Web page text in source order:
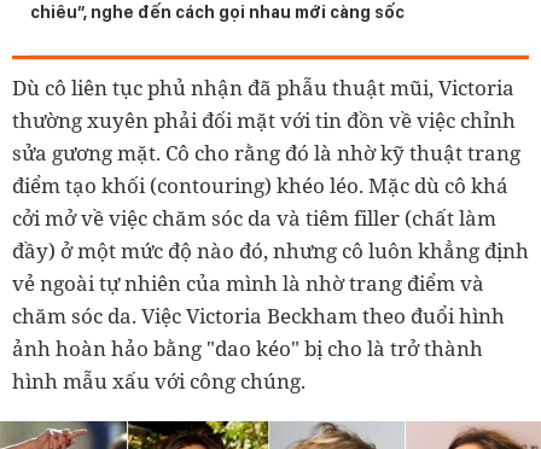
chiêu”, nghe đến cách gọi nhau mới càng sốc
Dù cô liên tục phủ nhận đã phẫu thuật mũi, Victoria
thường xuyên phải đối mặt với tin đồn về việc chỉnh
sửa gương mặt. Cô cho rằng đó là nhờ kỹ thuật trang
điểm tạo khối (contouring) khéo léo. Mặc dù cô khá
cởi mở về việc chăm sóc da và tiêm filler (chất làm
đầy) ở một mức độ nào đó, nhưng cô luôn khẳng định
vẻ ngoài tự nhiên của mình là nhờ trang điểm và
chăm sóc da. Việc Victoria Beckham theo đuổi hình
ảnh hoàn hảo bằng "dao kéo" bị cho là trở thành
hình mẫu xấu với công chúng.